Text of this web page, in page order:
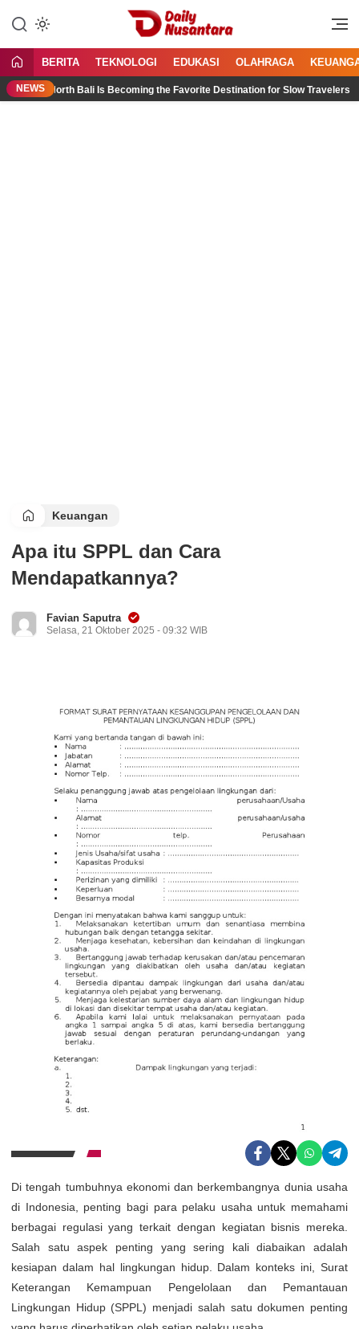
konten
Daily Nusantara
Menyajikan Fakta, Menginspirasi
BERITA TEKNOLOGI EDUKASI OLAHRAGA
NEWS
Why North Bali Is Becoming the Favorite Destination for Slow Travelers
Keuangan
Apa itu SPPL dan Cara
Mendapatkannya?
Favian Saputra
Selasa, 21 Oktober 2025 - 09:32 WIB
Di tengah tumbuhnya ekonomi dan berkembangnya dunia usaha
di Indonesia, penting bagi para pelaku usaha untuk memahami
berbagai regulasi yang terkait dengan kegiatan bisnis mereka.
Salah satu aspek penting yang sering kali diabaikan adalah
kesiapan dalam hal lingkungan hidup. Dalam konteks ini, Surat
Keterangan Kemampuan Pengelolaan dan Pemantauan
Lingkungan Hidup (SPPL) menjadi salah satu dokumen penting